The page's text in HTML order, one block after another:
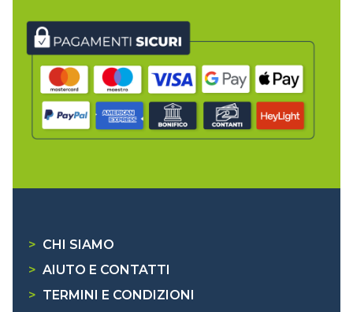
> CHI SIAMO
> AIUTO E CONTATTI
> TERMINI E CONDIZIONI